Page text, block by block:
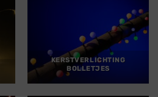
KERSTVERLICHTING
BOLLETJES